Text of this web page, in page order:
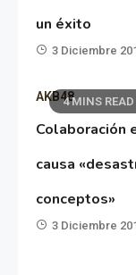
un éxito
3 Diciembre
4 MINS READ
AKB48
Colaboración
causa
conceptos»
3 Diciembre